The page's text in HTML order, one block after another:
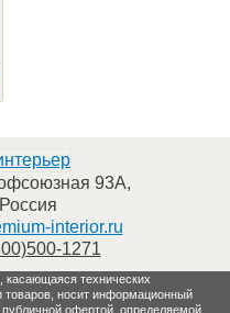
93А,
Россия
interior.ru
1271
касающаяся технических
товаров, носит информационный
публичной офертой, определяемой